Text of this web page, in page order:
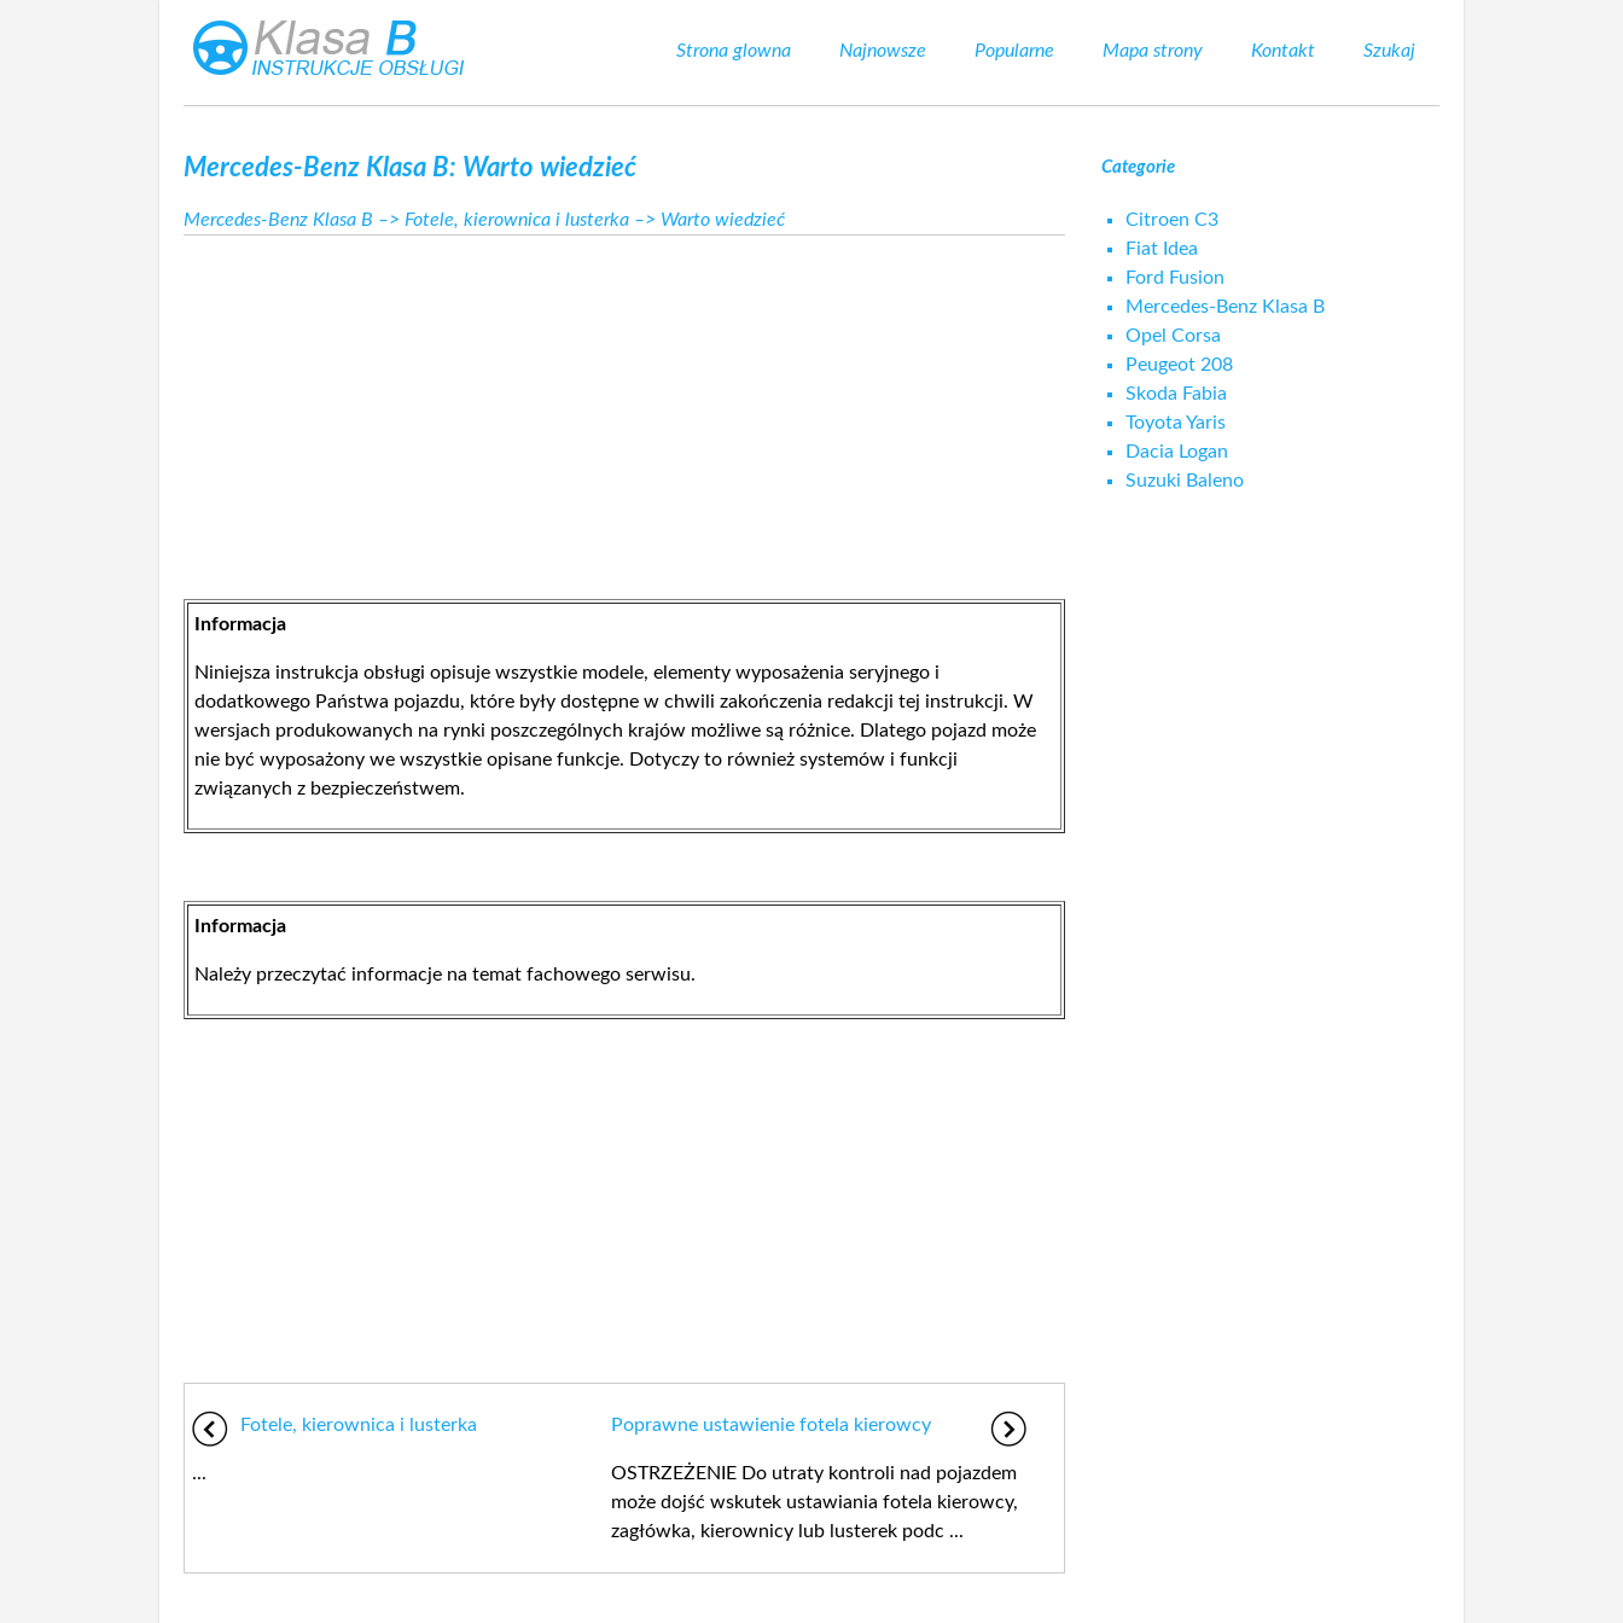
Strona glowna Najnowsze Popularne Mapa strony Kontakt Szukaj
Mercedes-Benz Klasa B: Warto wiedzieć
Mercedes-Benz Klasa B –> Fotele, kierownica i lusterka –> Warto wiedzieć
Informacja
Niniejsza instrukcja obsługi opisuje wszystkie modele, elementy wyposażenia seryjnego i
dodatkowego Państwa pojazdu, które były dostępne w chwili zakończenia redakcji tej instrukcji. W
wersjach produkowanych na rynki poszczególnych krajów możliwe są różnice. Dlatego pojazd może
nie być wyposażony we wszystkie opisane funkcje. Dotyczy to również systemów i funkcji
związanych z bezpieczeństwem.
Informacja
Należy przeczytać informacje na temat fachowego serwisu.
Fotele, kierownica i lusterka
...
Poprawne ustawienie fotela kierowcy
OSTRZEŻENIE Do utraty kontroli nad pojazdem
może dojść wskutek ustawiania fotela kierowcy,
zagłówka, kierownicy lub lusterek podc ...
Categorie
Citroen C3
Fiat Idea
Ford Fusion
Mercedes-Benz Klasa B
Opel Corsa
Peugeot 208
Skoda Fabia
Toyota Yaris
Dacia Logan
Suzuki Baleno